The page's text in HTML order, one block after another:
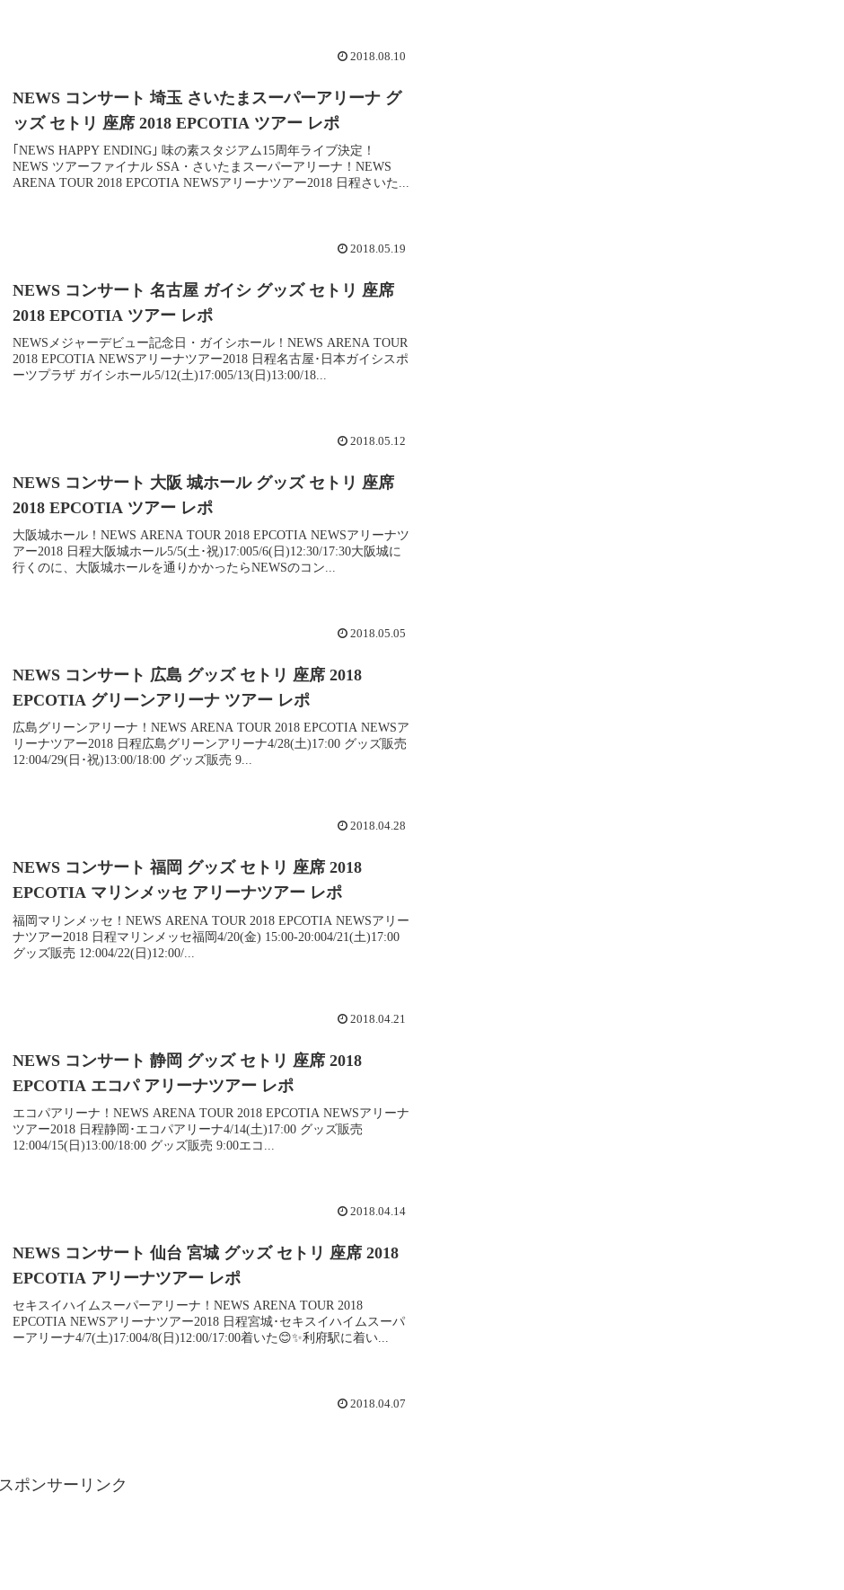
2018.08.10
NEWS コンサート 埼玉 さいたまスーパーアリーナ グ
ッズ セトリ 座席 2018 EPCOTIA ツアー レポ
｢NEWS HAPPY ENDING｣ 味の素スタジアム15周年ライブ決定！
NEWS ツアーファイナル SSA・さいたまスーパーアリーナ！NEWS
ARENA TOUR 2018 EPCOTIA NEWSアリーナツアー2018 日程さいた...
2018.05.19
NEWS コンサート 名古屋 ガイシ グッズ セトリ 座席
2018 EPCOTIA ツアー レポ
NEWSメジャーデビュー記念日・ガイシホール！NEWS ARENA TOUR
2018 EPCOTIA NEWSアリーナツアー2018 日程名古屋･日本ガイシスポ
ーツプラザ ガイシホール5/12(土)17:005/13(日)13:00/18...
2018.05.12
NEWS コンサート 大阪 城ホール グッズ セトリ 座席
2018 EPCOTIA ツアー レポ
大阪城ホール！NEWS ARENA TOUR 2018 EPCOTIA NEWSアリーナツ
アー2018 日程大阪城ホール5/5(土･祝)17:005/6(日)12:30/17:30大阪城に
行くのに、大阪城ホールを通りかかったらNEWSのコン...
2018.05.05
NEWS コンサート 広島 グッズ セトリ 座席 2018
EPCOTIA グリーンアリーナ ツアー レポ
広島グリーンアリーナ！NEWS ARENA TOUR 2018 EPCOTIA NEWSア
リーナツアー2018 日程広島グリーンアリーナ4/28(土)17:00 グッズ販売
12:004/29(日･祝)13:00/18:00 グッズ販売 9...
2018.04.28
NEWS コンサート 福岡 グッズ セトリ 座席 2018
EPCOTIA マリンメッセ アリーナツアー レポ
福岡マリンメッセ！NEWS ARENA TOUR 2018 EPCOTIA NEWSアリー
ナツアー2018 日程マリンメッセ福岡4/20(金) 15:00-20:004/21(土)17:00
グッズ販売 12:004/22(日)12:00/...
2018.04.21
NEWS コンサート 静岡 グッズ セトリ 座席 2018
EPCOTIA エコパ アリーナツアー レポ
エコパアリーナ！NEWS ARENA TOUR 2018 EPCOTIA NEWSアリーナ
ツアー2018 日程静岡･エコパアリーナ4/14(土)17:00 グッズ販売
12:004/15(日)13:00/18:00 グッズ販売 9:00エコ...
2018.04.14
NEWS コンサート 仙台 宮城 グッズ セトリ 座席 2018
EPCOTIA アリーナツアー レポ
セキスイハイムスーパーアリーナ！NEWS ARENA TOUR 2018
EPCOTIA NEWSアリーナツアー2018 日程宮城･セキスイハイムスーパ
ーアリーナ4/7(土)17:004/8(日)12:00/17:00着いた😊✨利府駅に着い...
2018.04.07
スポンサーリンク